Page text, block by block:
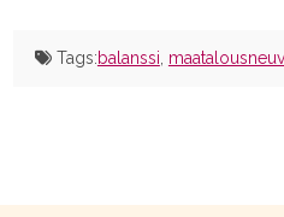
Tags:balanssi